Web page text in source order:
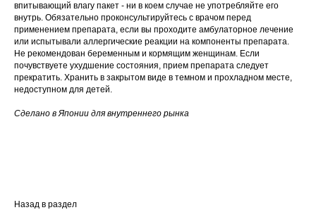
впитывающий влагу пакет - ни в коем случае не употребляйте его
внутрь. Обязательно проконсультируйтесь с врачом перед
применением препарата, если вы проходите амбулаторное лечение
или испытывали аллергические реакции на компоненты препарата.
Не рекомендован беременным и кормящим женщинам. Если
почувствуете ухудшение состояния, прием препарата следует
прекратить. Хранить в закрытом виде в темном и прохладном месте,
недоступном для детей.
Сделано в Японии для внутреннего рынка
Назад в раздел